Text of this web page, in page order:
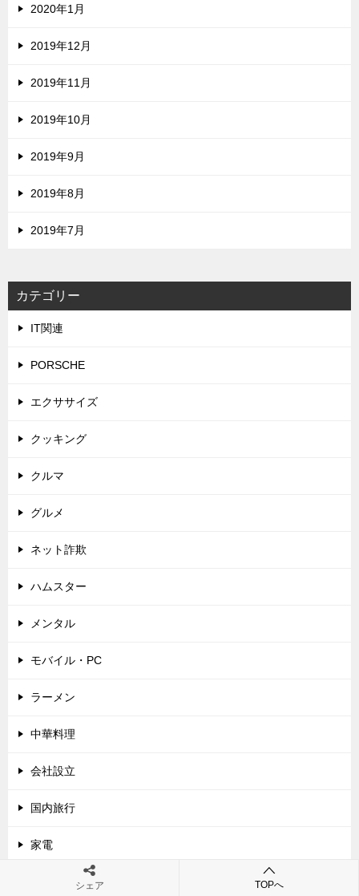
2020年1月
2019年12月
2019年11月
2019年10月
2019年9月
2019年8月
2019年7月
カテゴリー
IT関連
PORSCHE
エクササイズ
クッキング
クルマ
グルメ
ネット詐欺
ハムスター
メンタル
モバイル・PC
ラーメン
中華料理
会社設立
国内旅行
家電
シェア TOPへ